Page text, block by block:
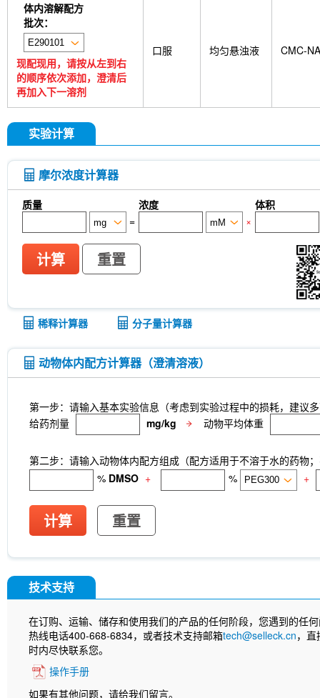
体内溶解配方
批次：
现配现用，请按从左到右
的顺序依次添加，澄清后
再加入下一溶剂
口服 均匀悬浊液 CMC-NA
实验计算
摩尔浓度计算器
质量 浓度
体积
=
×
计算 重置
稀释计算器 分子量计算器
动物体内配方计算器（澄清溶液）
第一步：请输入基本实验信息（考虑到实验过程中的损耗，建议
给药剂量
mg/kg 动物平均体重
第二步：请输入动物体内配方组成（配方适用于不溶于水的药物
% DMSO + % +
计算 重置
技术支持
在订购、运输、储存和使用我们的产品的任何阶段，您遇到的任
热线电话400-668-6834，或者技术支持邮箱tech@selleck.cn，
时内尽快联系您。
操作手册
如果有其他问题，请给我们留言。